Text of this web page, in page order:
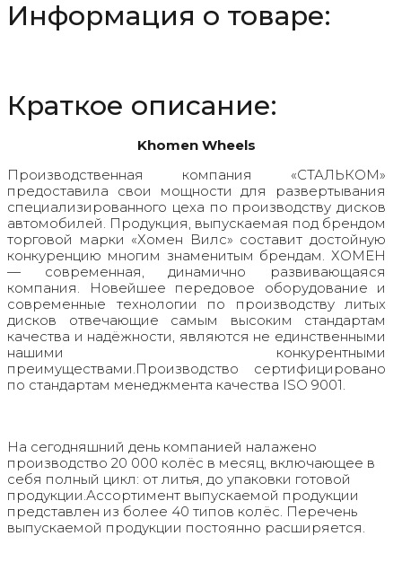
Gray
Информация о товаре:
Краткое описание:
Khomen Wheels
Производственная компания «СТАЛЬКОМ»
предоставила свои мощности для развертывания
специализированного цеха по производству дисков
автомобилей. Продукция, выпускаемая под брендом
торговой марки «Хомен Вилс» составит достойную
конкуренцию многим знаменитым брендам. ХОМЕН
— современная, динамично развивающаяся
компания. Новейшее передовое оборудование и
современные технологии по производству литых
дисков отвечающие самым высоким стандартам
качества и надёжности, являются не единственными
нашими конкурентными
преимуществами.Производство сертифицировано
по стандартам менеджмента качества ISO 9001.
На сегодняшний день компанией налажено
производство 20 000 колёс в месяц, включающее в
себя полный цикл: от литья, до упаковки готовой
продукции.Ассортимент выпускаемой продукции
представлен из более 40 типов колёс. Перечень
выпускаемой продукции постоянно расширяется.